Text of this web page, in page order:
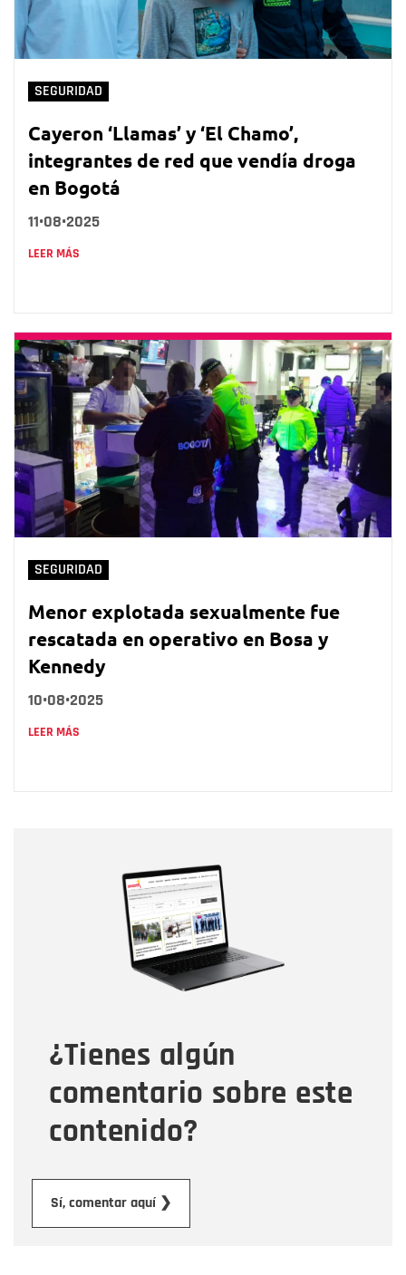
SEGURIDAD
Cayeron ‘Llamas’ y ‘El Chamo’,
integrantes de red que vendía droga
en Bogotá
11•08•2025
LEER MÁS
SEGURIDAD
Menor explotada sexualmente fue
rescatada en operativo en Bosa y
Kennedy
10•08•2025
LEER MÁS
¿Tienes algún
comentario sobre este
contenido?
Sí, comentar aquí ❯
Correo electrónico
Tipo de comentario
Mensaje